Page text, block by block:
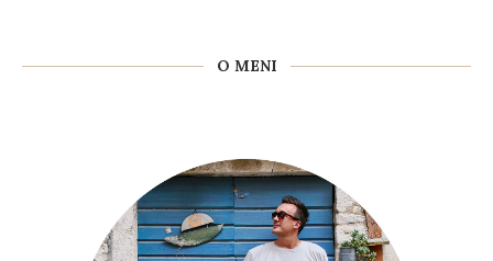
O MENI